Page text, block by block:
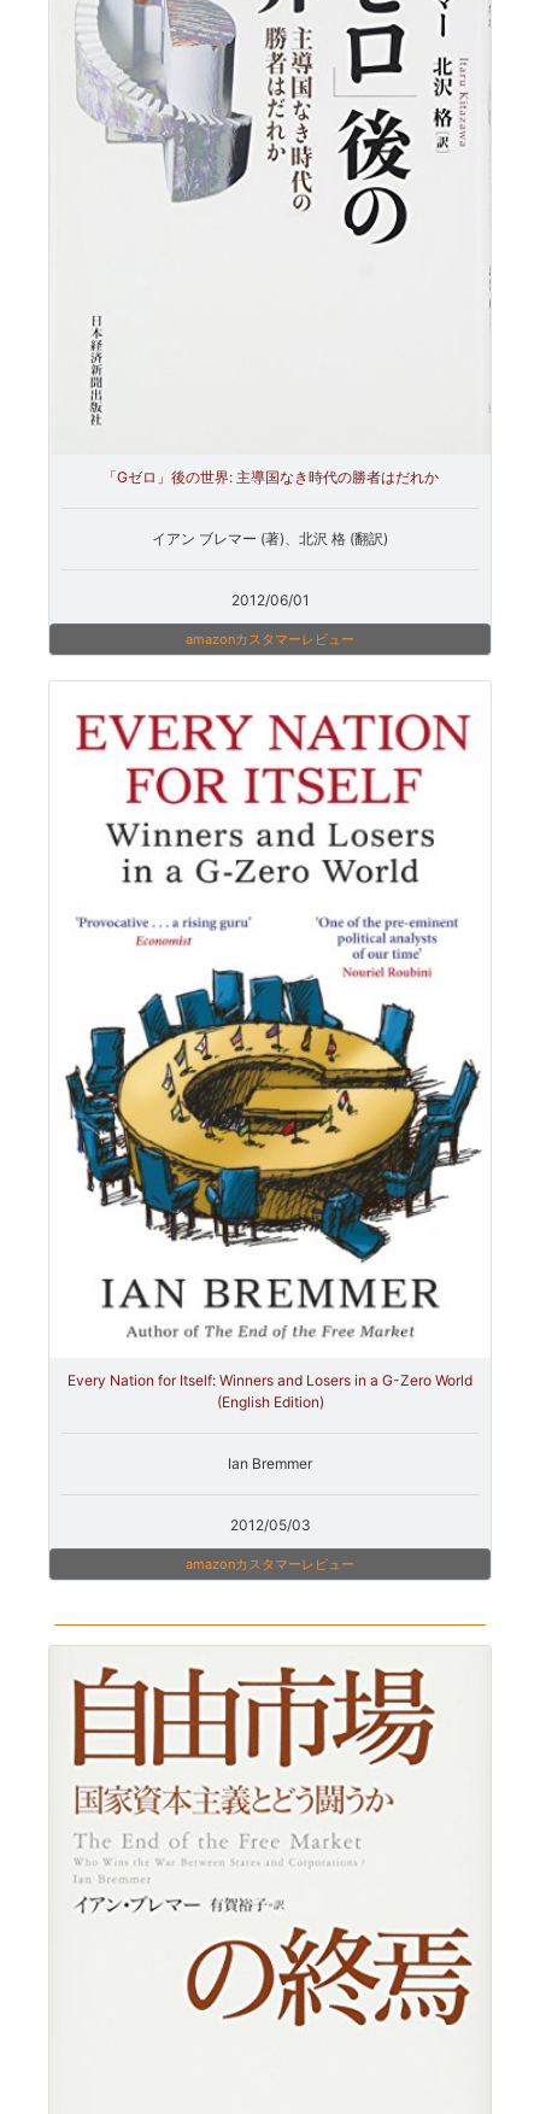
「Gゼロ」後の世界: 主導国なき時代の勝者はだれか
イアン ブレマー (著)、北沢 格 (翻訳)
2012/06/01
amazonカスタマーレビュー
Every Nation for Itself: Winners and Losers in a G-Zero World
(English Edition)
Ian Bremmer
2012/05/03
amazonカスタマーレビュー